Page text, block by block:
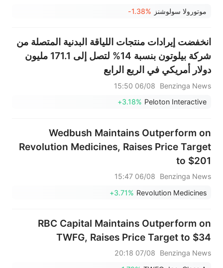
موتورولا سولوشنز -1.38%
انخفضت إيرادات منتجات اللياقة البدنية المتصلة من
شركة بيلوتون بنسبة 14% لتصل إلى 171.1 مليون
دولار أمريكي في الربع الرابع
Benzinga News
06/08 15:50
Peloton Interactive
+3.18%
Wedbush Maintains Outperform on
Revolution Medicines, Raises Price Target
to $201
Benzinga News
06/08 15:47
Revolution Medicines
+3.71%
RBC Capital Maintains Outperform on
TWFG, Raises Price Target to $34
Benzinga News
07/08 20:18